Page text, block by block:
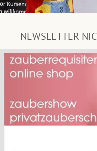
NEWSLETTER